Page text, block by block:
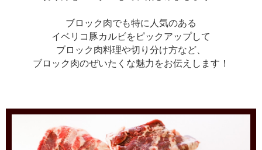
ブロック肉でも特に人気のある
イベリコ豚カルビをピックアップして
ブロック肉料理や切り分け方など、
ブロック肉のぜいたくな魅力をお伝えします！